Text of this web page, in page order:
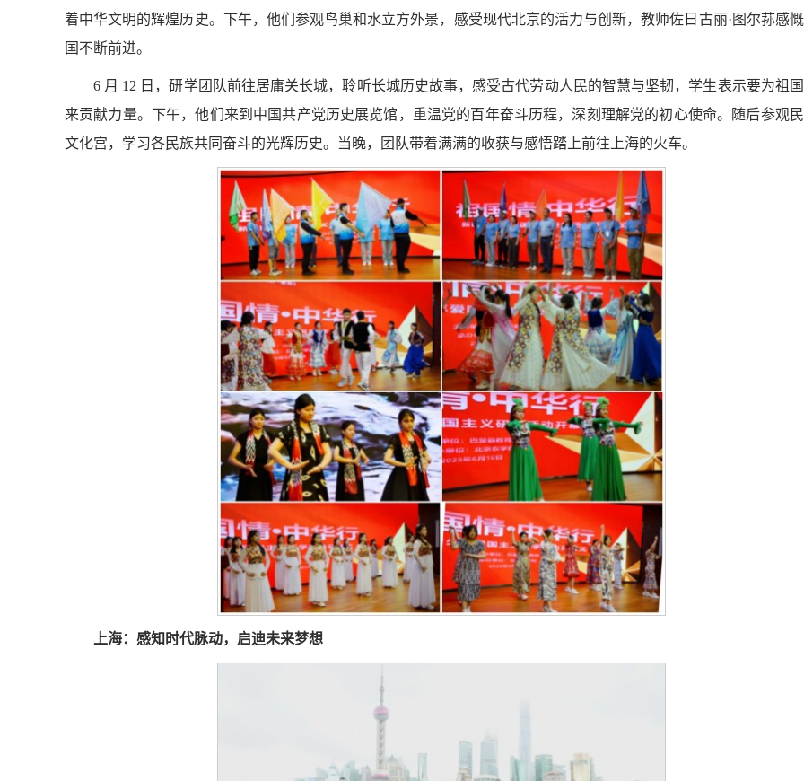
着中华文明的辉煌历史。下午，他们参观鸟巢和水立方外景，感受现代北京的活力与创新，教师佐日古丽·图尔荪感
国不断前进。
6 月 12 日，研学团队前往居庸关长城，聆听长城历史故事，感受古代劳动人民的智慧与坚韧，学生表示要为祖
来贡献力量。下午，他们来到中国共产党历史展览馆，重温党的百年奋斗历程，深刻理解党的初心使命。随后参观
文化宫，学习各民族共同奋斗的光辉历史。当晚，团队带着满满的收获与感悟踏上前往上海的火车。
上海：感知时代脉动，启迪未来梦想